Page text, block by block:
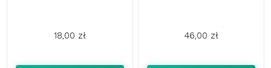
18,00 zł 46,00 zł